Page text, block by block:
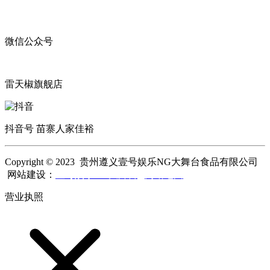
微信公众号
雷天椒旗舰店
抖音号 苗寨人家佳裕
Copyright © 2023 贵州遵义壹号娱乐NG大舞台食品有限公司
网站建设：
营业执照